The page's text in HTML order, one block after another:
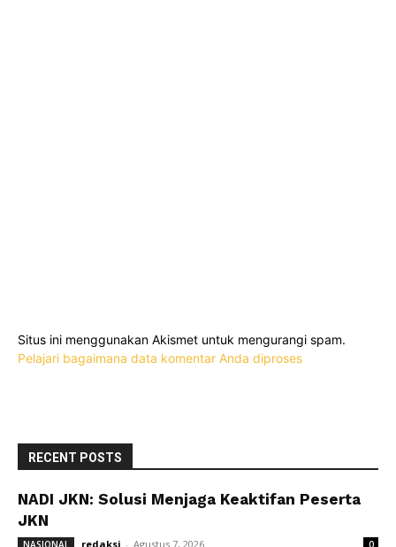
Situs ini menggunakan Akismet untuk mengurangi spam.
Pelajari bagaimana data komentar Anda diproses
RECENT POSTS
NADI JKN: Solusi Menjaga Keaktifan Peserta
JKN
redaksi - Agustus 7, 2026